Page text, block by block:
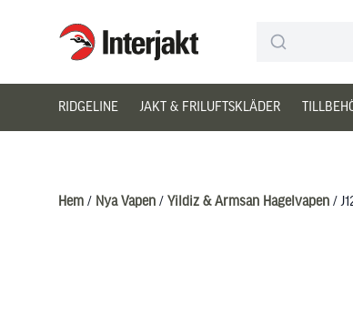
Interjakt SE
RIDGELINE JAKT & FRILUFTSKLÄDER
Hem / Nya Vapen / Yildiz & Armsan Hagelvapen /